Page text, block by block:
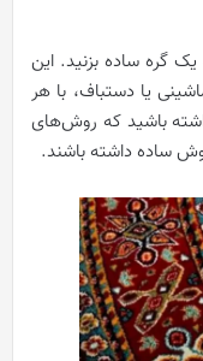
گره ساده بزنید. این
یا دستباف، با هر
باشید که روش‌های
ساده داشته باشند.